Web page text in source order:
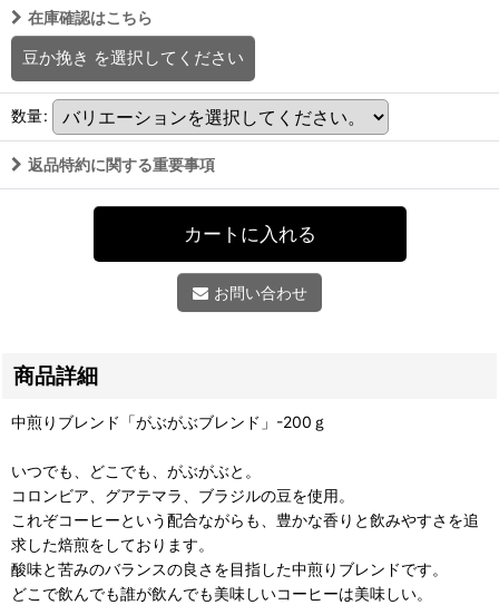
在庫確認はこちら
豆か挽き を選択してください
数量:
返品特約に関する重要事項
カートに入れる
お問い合わせ
商品詳細
中煎りブレンド「がぶがぶブレンド」-200ｇ
いつでも、どこでも、がぶがぶと。
コロンビア、グアテマラ、ブラジルの豆を使用。
これぞコーヒーという配合ながらも、豊かな香りと飲みやすさを追
求した焙煎をしております。
酸味と苦みのバランスの良さを目指した中煎りブレンドです。
どこで飲んでも誰が飲んでも美味しいコーヒーは美味しい。